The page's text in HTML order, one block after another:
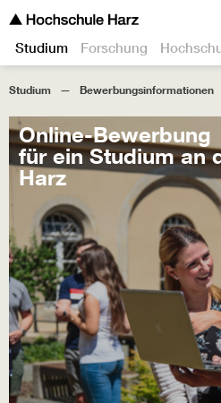
Studium Forschung
Studium Bewerbungsinformationen
Online-Bewerbung
für ein Studium an
Harz